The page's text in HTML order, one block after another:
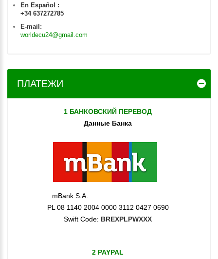
En Español :
+34 637272785
E-mail:
worldecu24@gmail.com
ПЛАТЕЖИ
1 БАНКОВСКИЙ ПЕРЕВОД
Данные Банка
mBank S.A.
PL 08 1140 2004 0000 3112 0427 0690
Swift Code: BREXPLPWXXX
2 PAYPAL